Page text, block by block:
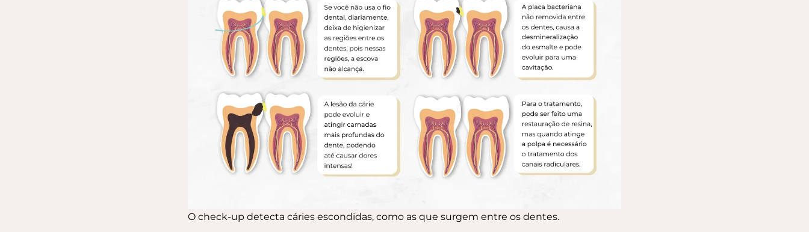
O check-up detecta cáries escondidas, como as que surgem entre os dentes.